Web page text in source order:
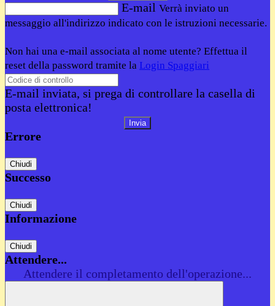
E-mail Verrà inviato un
messaggio all'indirizzo indicato con le istruzioni necessarie.
Non hai una e-mail associata al nome utente? Effettua il
reset della password tramite la Login Spaggiari
E-mail inviata, si prega di controllare la casella di
posta elettronica!
Errore
Chiudi
Successo
Chiudi
Informazione
Chiudi
Attendere...
Attendere il completamento dell'operazione...